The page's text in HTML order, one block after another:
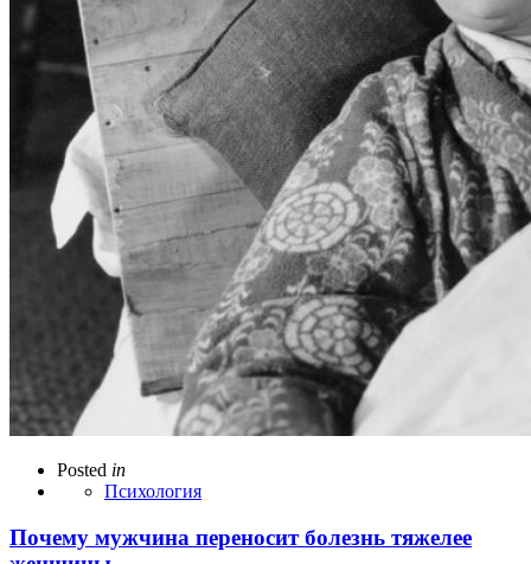
Posted in
Психология
Почему мужчина переносит болезнь тяжелее